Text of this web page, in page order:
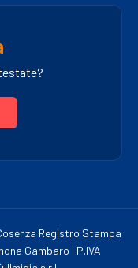
Registro Stampa
Gambaro | P.IVA